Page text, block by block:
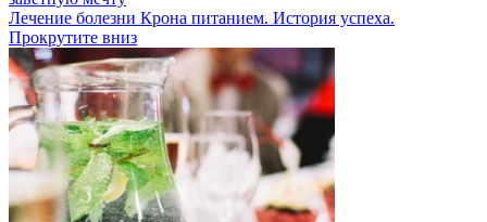
Лечение болезни Крона питанием. История успеха.
Прокрутите вниз